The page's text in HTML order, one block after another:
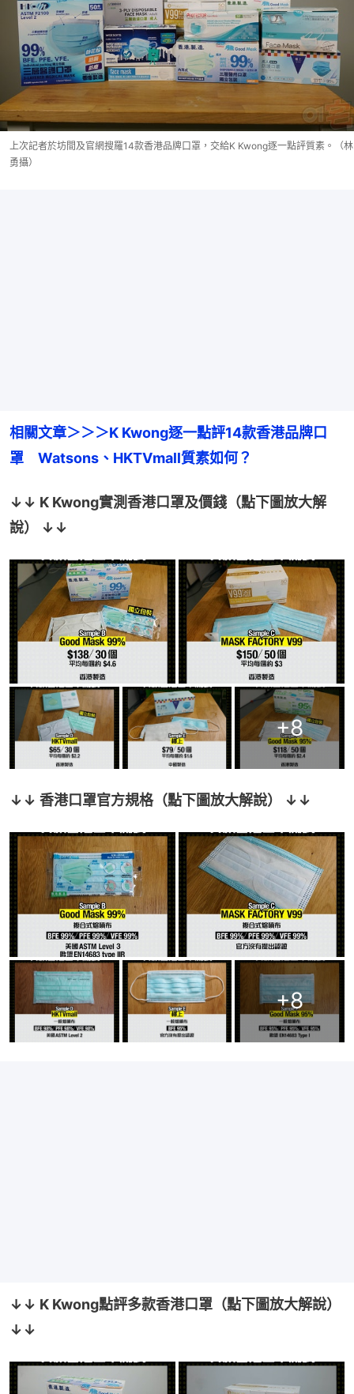
上次記者於坊間及官網搜羅14款香港品牌口罩，交給K Kwong逐一點評質素。（林
勇攝）
相關文章＞＞＞K Kwong逐一點評14款香港品牌口
罩　Watsons、HKTVmall質素如何？
↓↓ K Kwong實測香港口罩及價錢（點下圖放大解
說） ↓↓
+8
↓↓ 香港口罩官方規格（點下圖放大解說） ↓↓
+8
↓↓ K Kwong點評多款香港口罩（點下圖放大解說）
↓↓